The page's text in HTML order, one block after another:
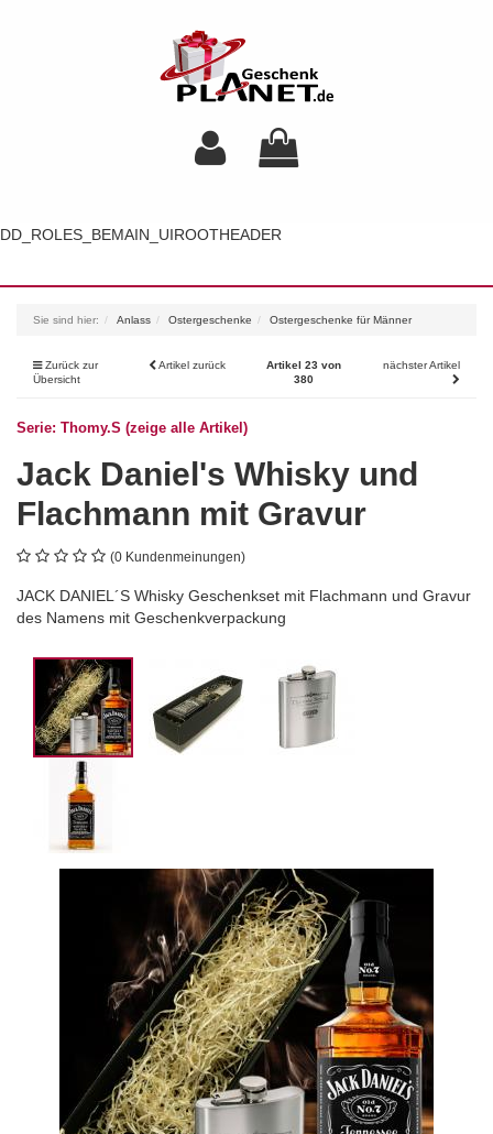
DD_ROLES_BEMAIN_UIROOTHEADER
Sie sind hier: Anlass Ostergeschenke Ostergeschenke für Männer
Zurück zur
Übersicht
Artikel zurück
Artikel 23 von
380
nächster Artikel
Serie: Thomy.S (zeige alle Artikel)
Jack Daniel's Whisky und
Flachmann mit Gravur
(0 Kundenmeinungen)
JACK DANIEL´S Whisky Geschenkset mit Flachmann und Gravur
des Namens mit Geschenkverpackung